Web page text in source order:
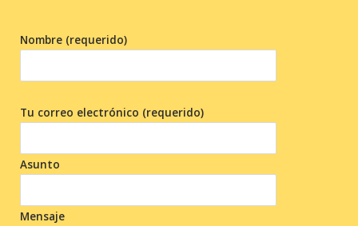
Nombre (requerido)
Tu correo electrónico (requerido)
Asunto
Mensaje